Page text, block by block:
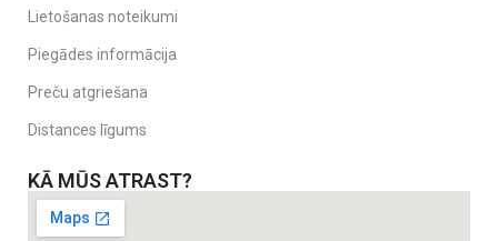
Lietošanas noteikumi
Piegādes informācija
Preču atgriešana
Distances līgums
KĀ MŪS ATRAST?